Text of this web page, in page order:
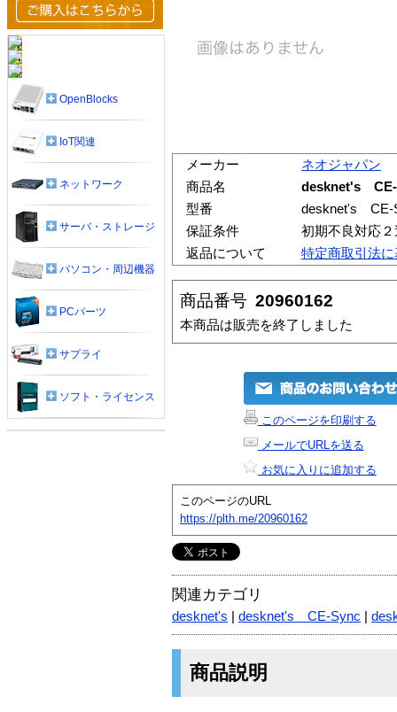
メーカー
ネオジャパン
商品名
desknet's CE-
型番
desknet's CE-
保証条件
初期不良対応
返品について
特定商取引法
商品番号 20960162
本商品は販売を終了しました
このページを印刷する
メールでURLを送る
お気に入りに追加する
このページのURL
https://plth.me/20960162
関連カテゴリ
desknet's desknet's CE-Sync
商品説明
OpenBlocks
IoT関連
ネットワーク
サーバ・ストレージ
パソコン・周辺機器
PCパーツ
サプライ
ソフト・ライセンス